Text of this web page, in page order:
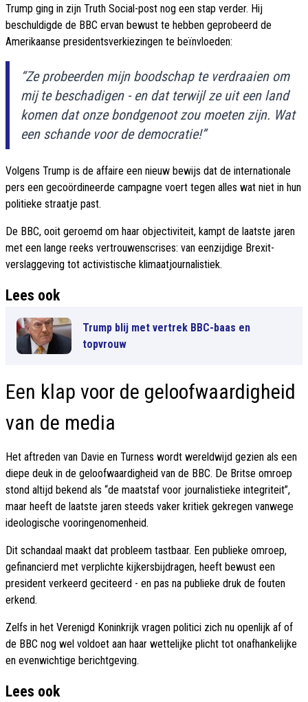
Trump ging in zijn Truth Social-post nog een stap verder. Hij
beschuldigde de BBC ervan bewust te hebben geprobeerd de
Amerikaanse presidentsverkiezingen te beïnvloeden:
“Ze probeerden mijn boodschap te verdraaien om
mij te beschadigen - en dat terwijl ze uit een land
komen dat onze bondgenoot zou moeten zijn. Wat
een schande voor de democratie!”
Volgens Trump is de affaire een nieuw bewijs dat de internationale
pers een gecoördineerde campagne voert tegen alles wat niet in hun
politieke straatje past.
De BBC, ooit geroemd om haar objectiviteit, kampt de laatste jaren
met een lange reeks vertrouwenscrises: van eenzijdige Brexit-
verslaggeving tot activistische klimaatjournalistiek.
Lees ook
Trump blij met vertrek BBC-baas en
topvrouw
Een klap voor de geloofwaardigheid
van de media
Het aftreden van Davie en Turness wordt wereldwijd gezien als een
diepe deuk in de geloofwaardigheid van de BBC. De Britse omroep
stond altijd bekend als “de maatstaf voor journalistieke integriteit”,
maar heeft de laatste jaren steeds vaker kritiek gekregen vanwege
ideologische vooringenomenheid.
Dit schandaal maakt dat probleem tastbaar. Een publieke omroep,
gefinancierd met verplichte kijkersbijdragen, heeft bewust een
president verkeerd geciteerd - en pas na publieke druk de fouten
erkend.
Zelfs in het Verenigd Koninkrijk vragen politici zich nu openlijk af of
de BBC nog wel voldoet aan haar wettelijke plicht tot onafhankelijke
en evenwichtige berichtgeving.
Lees ook